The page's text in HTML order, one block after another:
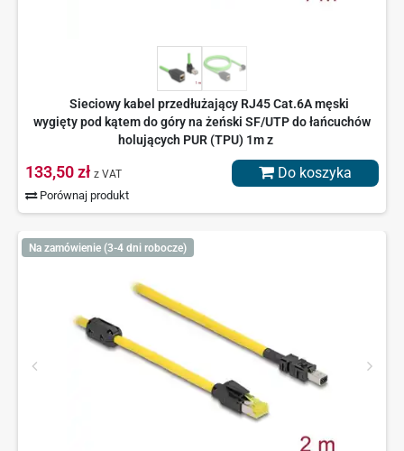
Sieciowy kabel przedłużający RJ45 Cat.6A męski
wygięty pod kątem do góry na żeński SF/UTP do łańcuchów
holujących PUR (TPU) 1m z
133,50 zł z VAT
Porównaj produkt
Do koszyka
Na zamówienie (3-4 dni robocze)